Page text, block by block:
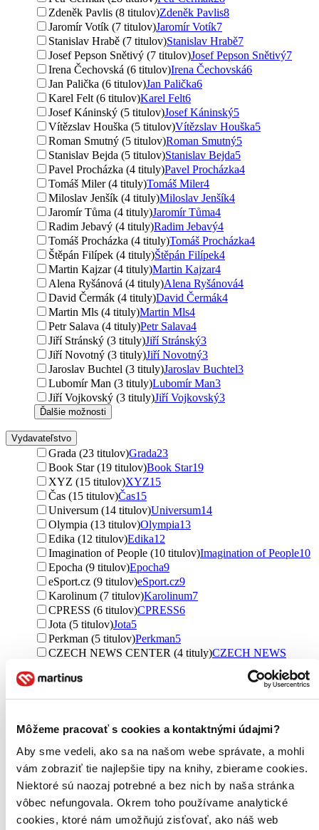
Môžeme pracovať s cookies a kontaktnými údajmi?
Aby sme vedeli, ako sa na našom webe správate, a mohli
vám zobraziť tie najlepšie tipy na knihy, zbierame cookies.
Niektoré sú naozaj potrebné a bez nich by naša stránka
vôbec nefungovala. Okrem toho používame analytické
cookies, ktoré nám umožňujú zisťovať, ako náš web
Zdeněk Pavlis (8 titulov)Zdeněk Pavlis8
Jaromír Votík (7 titulov)Jaromír Votík7
Stanislav Hrabě (7 titulov)Stanislav Hrabě7
Josef Pepson Snětivý (7 titulov)Josef Pepson Snětivý7
Irena Čechovská (6 titulov)Irena Čechovská6
Jan Palička (6 titulov)Jan Palička6
Karel Felt (6 titulov)Karel Felt6
Josef Káninský (5 titulov)Josef Káninský5
Vítězslav Houška (5 titulov)Vítězslav Houška5
Roman Smutný (5 titulov)Roman Smutný5
Stanislav Bejda (5 titulov)Stanislav Bejda5
Pavel Procházka (4 tituly)Pavel Procházka4
Tomáš Miler (4 tituly)Tomáš Miler4
Miloslav Jenšík (4 tituly)Miloslav Jenšík4
Jaromír Tůma (4 tituly)Jaromír Tůma4
Radim Jebavý (4 tituly)Radim Jebavý4
Tomáš Procházka (4 tituly)Tomáš Procházka4
Štěpán Filípek (4 tituly)Štěpán Filípek4
Martin Kajzar (4 tituly)Martin Kajzar4
Alena Ryšánová (4 tituly)Alena Ryšánová4
David Čermák (4 tituly)David Čermák4
Martin Mls (4 tituly)Martin Mls4
Petr Salava (4 tituly)Petr Salava4
Jiří Stránský (3 tituly)Jiří Stránský3
Jiří Novotný (3 tituly)Jiří Novotný3
Jaroslav Buchtel (3 tituly)Jaroslav Buchtel3
Lubomír Man (3 tituly)Lubomír Man3
Jiří Vojkovský (3 tituly)Jiří Vojkovský3
Ďalšie možnosti
Vydavateľstvo
Grada (23 titulov)Grada23
Book Star (19 titulov)Book Star19
XYZ (15 titulov)XYZ15
Čas (15 titulov)Čas15
Universum (14 titulov)Universum14
Olympia (13 titulov)Olympia13
Edika (12 titulov)Edika12
Imagination of People (10 titulov)Imagination of People10
Epocha (9 titulov)Epocha9
eSport.cz (9 titulov)eSport.cz9
Karolinum (7 titulov)Karolinum7
CPRESS (6 titulov)CPRESS6
Jota (5 titulov)Jota5
Perkman (5 titulov)Perkman5
CZECH NEWS CENTER (4 tituly)CZECH NEWS
eSports (4 tituly)
Egmont ČR (3 tituly)Egmont ČR3
Presco Group (2 tituly) Presco Group2
Portál (2 tituly)Portál2
SUN (2 tituly)SUN
BB/art (2 tituly)BB/art2
Aleš Čeněk (2 tituly)Aleš Čeněk2
Kosmas s.r.o.(HK) (2 tituly)Kosmas s.r.o.(HK)2